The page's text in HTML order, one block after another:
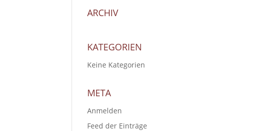
ARCHIV
KATEGORIEN
Keine Kategorien
META
Anmelden
Feed der Einträge